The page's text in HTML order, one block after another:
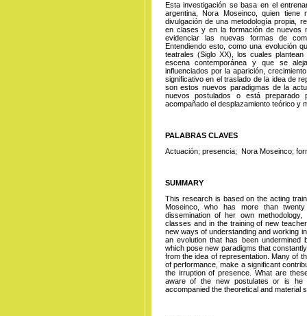
Esta investigación se basa en el
argentina, Nora Moseinco, quien
divulgación de una metodología propia,
en clases y en la formación de nuevos
evidenciar las nuevas formas de
Entendiendo esto, como una evolución
teatrales (Siglo XX), los cuales
escena contemporánea y que se
influenciados por la aparición,
significativo en el traslado de la idea de
son estos nuevos paradigmas de la
nuevos postulados o está preparado
acompañado el desplazamiento teórico y
PALABRAS CLAVES
Actuación; presencia; Nora Moseinco;
SUMMARY
This research is based on the acting
Moseinco, who has more than
dissemination of her own
classes and in the training of new
new ways of understanding and working
an evolution that has been undermined
which pose new paradigms that
from the idea of ​​representation. Many of
of performance, make a significant
the irruption of presence. What are
aware of the new postulates or is he
accompanied the theoretical and material